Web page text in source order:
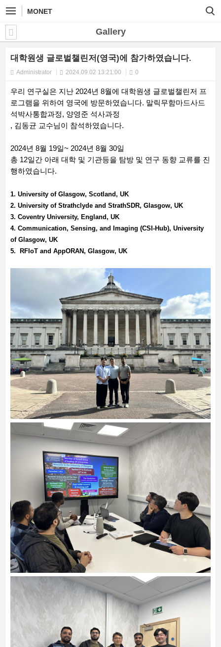
MONET
Gallery
대학원생 글로벌챌린저(영국)에 참가하였습니다.
Administrator 2024.09.02 13:21:00 0
우리 연구실은 지난 2024년 8월에 대학원생 글로벌챌린저 프
로그램을 위하여 영국에 방문하였습니다. 말릭무함마드사드
석박사통합과정, 양영준 석사과정
, 김동균 교수님이 참석하였습니다.
2024년 8월 19일~ 2024년 8월 30일
총 12일간 아래 대학 및 기관등을 탐방 및 연구 동향 교류를 진
행하였습니다.
1. University of Glasgow, Scotland, UK
2. University of Strathclyde and StrathSDR, Glasgow, UK
3. Coventry University, England, UK
4. Communication, Sensing, and Imaging (CSI-Hub), University
of Glasgow, UK
5. RFIoT and AppORAN, Glasgow, UK